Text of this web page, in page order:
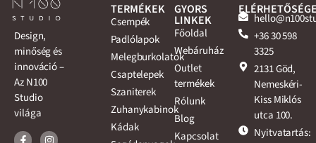
Design,
minőség és
innováció –
Az N100
Studio
világa
TERMÉKEK
Csempék
Padlólapok
Melegburkolatok
Csaptelepek
Szaniterek
Zuhanykabinok
Kádak
GYORS
LINKEK
Főoldal
Webáruház
Outlet
termékek
Rólunk
Blog
Kapcsolat
+36 30 598
3325
2131 Göd,
Nemeskéri-
Kiss Miklós
utca 100.
Nyitvatartás: